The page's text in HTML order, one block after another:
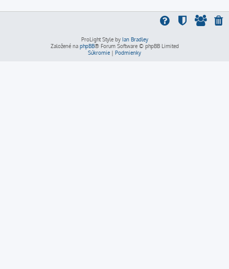
ProLight Style by Ian Bradley
Založené na phpBB® Forum Software © phpBB Limited
Súkromie | Podmienky